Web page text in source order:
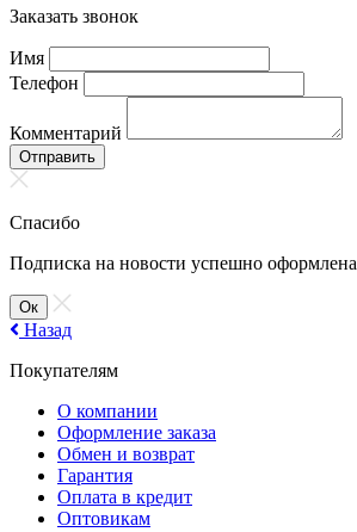
Заказать звонок
Имя
Телефон
Комментарий
Отправить
Спасибо
Подписка на новости успешно оформлена
Ок
Назад
Покупателям
О компании
Оформление заказа
Обмен и возврат
Гарантия
Оплата в кредит
Оптовикам